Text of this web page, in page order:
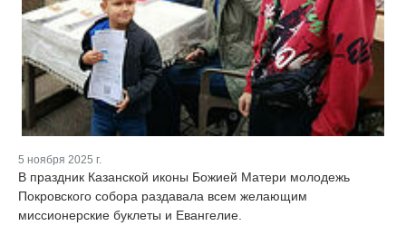
5 ноября 2025 г.
В праздник Казанской иконы Божией Матери молодежь
Покровского собора раздавала всем желающим
миссионерские буклеты и Евангелие.